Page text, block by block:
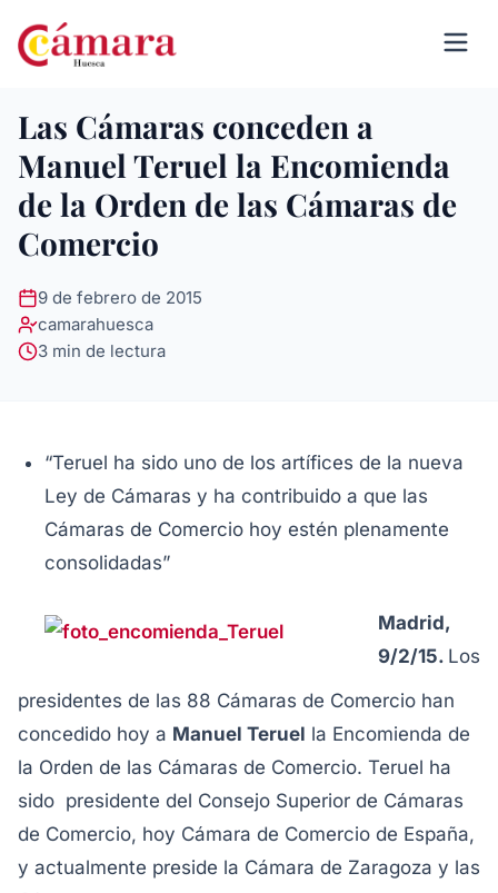
Las Cámaras conceden a
Manuel Teruel la Encomienda
de la Orden de las Cámaras de
Comercio
9 de febrero de 2015
camarahuesca
3 min de lectura
“Teruel ha sido uno de los artífices de la nueva
Ley de Cámaras y ha contribuido a que las
Cámaras de Comercio hoy estén plenamente
consolidadas”
Madrid,
9/2/15. Los
presidentes de las 88 Cámaras de Comercio han
concedido hoy a Manuel Teruel la Encomienda de
la Orden de las Cámaras de Comercio. Teruel ha
sido presidente del Consejo Superior de Cámaras
de Comercio, hoy Cámara de Comercio de España,
y actualmente preside la Cámara de Zaragoza y las